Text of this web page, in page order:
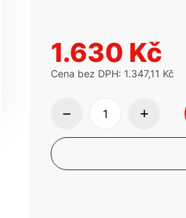
1.630 Kč
Cena bez DPH: 1.347,11 Kč